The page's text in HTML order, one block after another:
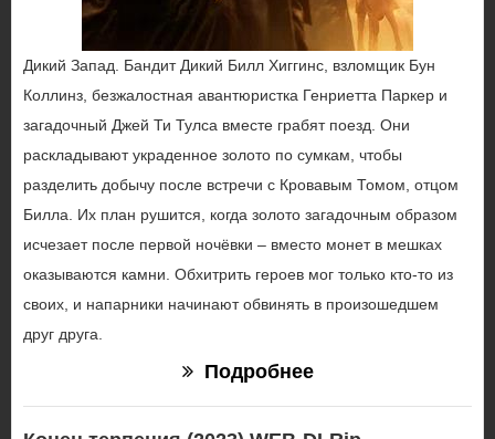
Дикий Запад. Бандит Дикий Билл Хиггинс, взломщик Бун
Коллинз, безжалостная авантюристка Генриетта Паркер и
загадочный Джей Ти Тулса вместе грабят поезд. Они
раскладывают украденное золото по сумкам, чтобы
разделить добычу после встречи с Кровавым Томом, отцом
Билла. Их план рушится, когда золото загадочным образом
исчезает после первой ночёвки – вместо монет в мешках
оказываются камни. Обхитрить героев мог только кто-то из
своих, и напарники начинают обвинять в произошедшем
друг друга.
Подробнее